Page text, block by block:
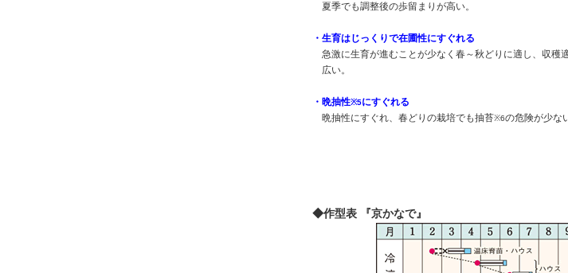
夏季でも調整後の歩留まりが高い。
・ 生育はじっくりで在圃性にすぐれる
急激に生育が進むことが少なく春～秋どりに適し、収穫
広い。
・ 晩抽性※5にすぐれる
晩抽性にすぐれ、春どりの栽培でも抽苔※6の危険が少な
◆作型表 『京かなで』